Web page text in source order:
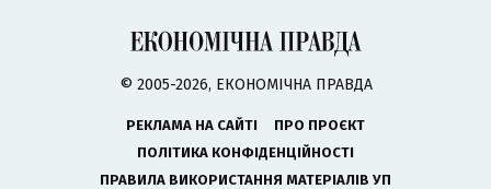
© 2005-2026, ЕКОНОМІЧНА ПРАВДА
РЕКЛАМА НА САЙТІ
ПРО ПРОЄКТ
ПОЛІТИКА КОНФІДЕНЦІЙНОСТІ
ПРАВИЛА ВИКОРИСТАННЯ МАТЕРІАЛІВ УП